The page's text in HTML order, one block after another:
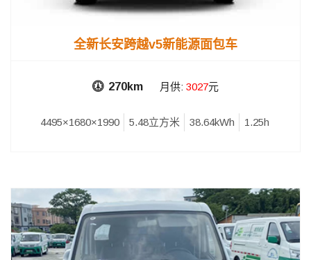
全新长安跨越v5新能源面包车
270km 月供: 3027元
4495×1680×1990 5.48立方米 38.64kWh 1.25h